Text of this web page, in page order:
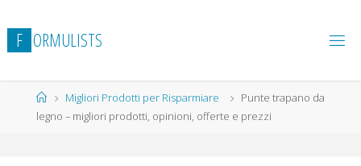
al
contenuto
F ORMULISTS
HomeMigliori Prodotti per Risparmiare
Punte trapano da
legno – migliori prodotti, opinioni, offerte e prezzi